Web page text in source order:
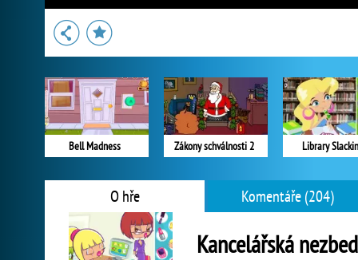
Bell Madness Zákony schválnosti 2 Library
O hře Komentáře (204)
Kancelářská